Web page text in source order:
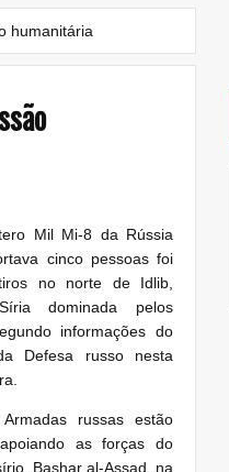
humanitária
Mil Mi-8 da Rússia
cinco pessoas foi
no norte de Idlib,
dominada pelos
informações do
Defesa russo nesta
russas estão
as forças do
Bashar al-Assad, na